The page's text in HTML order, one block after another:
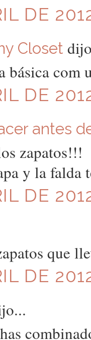
DE
Closet
básica com
DE
antes
zapatos!!!
y la falda
DE
que
DE